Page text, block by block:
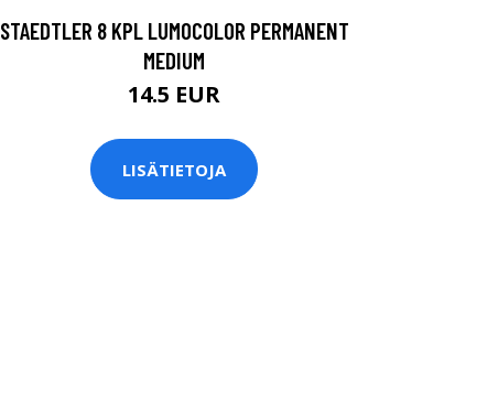
STAEDTLER 8 KPL LUMOCOLOR PERMANENT
MEDIUM
14.5 EUR
LISÄTIETOJA